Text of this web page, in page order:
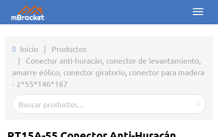
Toggle
Productos
Noticias
Fotos
Sobre nosotros
Inicio | Productos
| Conector anti-huracán, conector de levantamiento,
amarre eólico, conector giratorio, conector para madera
- 2*55*146*167